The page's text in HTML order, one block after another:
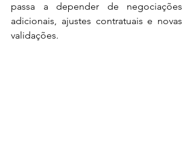
passa a depender de negociações
adicionais, ajustes contratuais e novas
validações.